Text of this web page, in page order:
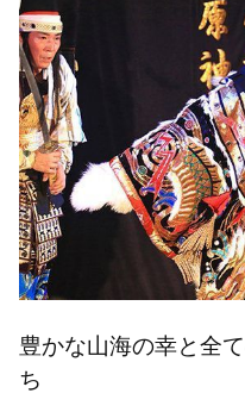
豊かな山海の幸と全
ち